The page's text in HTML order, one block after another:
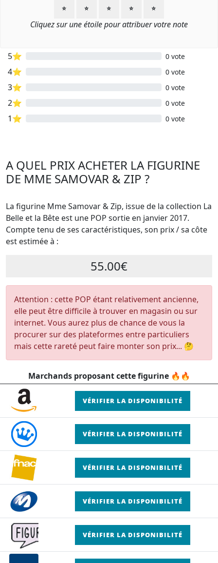
⭐ ⭐ ⭐ ⭐ ⭐
Cliquez sur une étoile pour attribuer votre note
5⭐ 0 vote
4⭐ 0 vote
3⭐ 0 vote
2⭐ 0 vote
1⭐ 0 vote
A QUEL PRIX ACHETER LA FIGURINE
DE MME SAMOVAR & ZIP ?
La figurine Mme Samovar & Zip, issue de la collection La
Belle et la Bête est une POP sortie en janvier 2017.
Compte tenu de ses caractéristiques, son prix / sa côte
est estimée à :
55.00€
Attention : cette POP étant relativement ancienne,
elle peut être difficile à trouver en magasin ou sur
internet. Vous aurez plus de chance de vous la
procurer sur des plateformes entre particuliers
mais cette rareté peut faire monter son prix... 🤔
Marchands proposant cette figurine 🔥🔥
VÉRIFIER LA DISPONIBILITÉ
VÉRIFIER LA DISPONIBILITÉ
VÉRIFIER LA DISPONIBILITÉ
VÉRIFIER LA DISPONIBILITÉ
VÉRIFIER LA DISPONIBILITÉ